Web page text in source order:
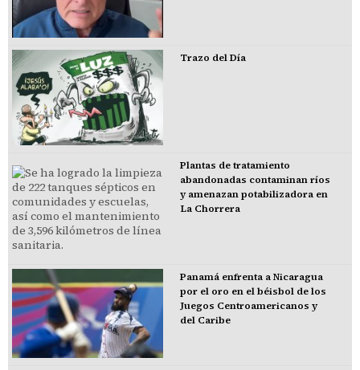
Trazo del Día
Plantas de tratamiento
abandonadas contaminan ríos
y amenazan potabilizadora en
La Chorrera
Panamá enfrenta a Nicaragua
por el oro en el béisbol de los
Juegos Centroamericanos y
del Caribe